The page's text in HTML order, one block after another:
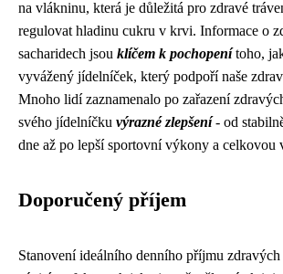
na vlákninu, která je důležitá pro zdravé
regulovat hladinu cukru v krvi. Informace o
sacharidech jsou klíčem k pochopenítoho,
vyvážený jídelníček, který podpoří naše
Mnoho lidí zaznamenalo po zařazení
svého jídelníčku výrazné zlepšení- od
dne až po lepší sportovní výkony a celkovou
Doporučený příjem
Stanovení ideálního denního příjmu zdravých